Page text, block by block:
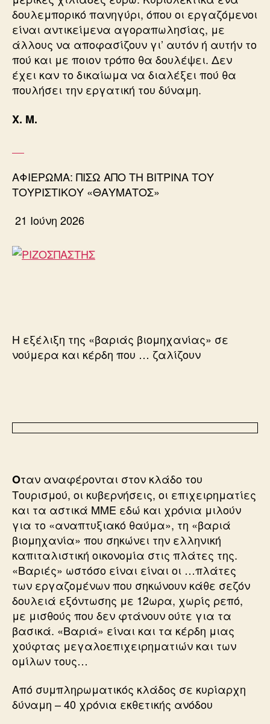
δουλεμπορικό πανηγύρι, όπου οι εργαζόμενοι
είναι αντικείμενα αγοραπωλησίας, με
άλλους να αποφασίζουν γι’ αυτόν ή αυτήν το
πού και με ποιον τρόπο θα δουλέψει. Δεν
έχει καν το δικαίωμα να διαλέξει πού θα
πουλήσει την εργατική του δύναμη.
Χ. Μ.
ΑΦΙΕΡΩΜΑ: ΠΙΣΩ ΑΠΟ ΤΗ ΒΙΤΡΙΝΑ ΤΟΥ
ΤΟΥΡΙΣΤΙΚΟΥ «ΘΑΥΜΑΤΟΣ»
21 Ιούνη 2026
Η εξέλιξη της «βαριάς βιομηχανίας» σε
νούμερα και κέρδη που … ζαλίζουν
Οταν αναφέρονται στον κλάδο του
Τουρισμού, οι κυβερνήσεις, οι επιχειρηματίες
και τα αστικά ΜΜΕ εδώ και χρόνια μιλούν
για το «αναπτυξιακό θαύμα», τη «βαριά
βιομηχανία» που σηκώνει την ελληνική
καπιταλιστική οικονομία στις πλάτες της.
«Βαριές» ωστόσο είναι είναι οι …πλάτες
των εργαζομένων που σηκώνουν κάθε σεζόν
δουλειά εξόντωσης με 12ωρα, χωρίς ρεπό,
με μισθούς που δεν φτάνουν ούτε για τα
βασικά. «Βαριά» είναι και τα κέρδη μιας
χούφτας μεγαλοεπιχειρηματιών και των
ομίλων τους…
Από συμπληρωματικός κλάδος σε κυρίαρχη
δύναμη – 40 χρόνια εκθετικής ανόδου